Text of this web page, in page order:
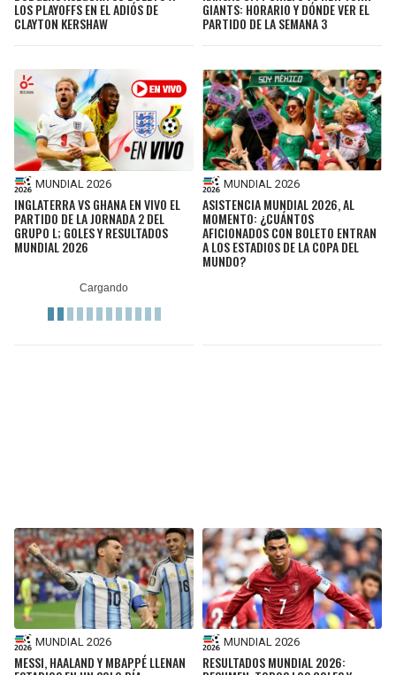
LOS PLAYOFFS EN EL ADIÓS DE
CLAYTON KERSHAW
GIANTS: HORARIO Y DÓNDE VER EL
PARTIDO DE LA SEMANA 3
MUNDIAL 2026
INGLATERRA VS GHANA EN VIVO EL
PARTIDO DE LA JORNADA 2 DEL
GRUPO L; GOLES Y RESULTADOS
MUNDIAL 2026
MUNDIAL 2026
ASISTENCIA MUNDIAL 2026, AL
MOMENTO: ¿CUÁNTOS
AFICIONADOS CON BOLETO ENTRAN
A LOS ESTADIOS DE LA COPA DEL
MUNDO?
MUNDIAL 2026
MESSI, HAALAND Y MBAPPÉ LLENAN
MUNDIAL 2026
RESULTADOS MUNDIAL 2026: